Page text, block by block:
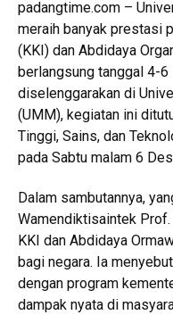
padangtime.com –
meraih banyak prestasi
(KKI) dan Abdidaya
berlangsung tanggal 4-
diselenggarakan di
(UMM), kegiatan ini
Tinggi, Sains, dan
pada Sabtu malam 6
Dalam sambutannya,
Wamendiktisaintek Prof.
KKI dan Abdidaya
bagi negara. Ia
dengan program
dampak nyata di